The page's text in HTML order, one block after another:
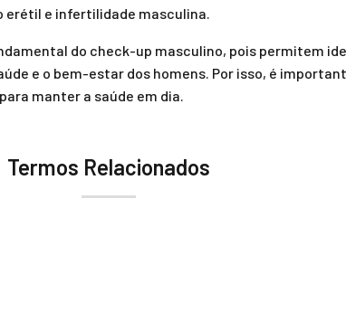
erétil e infertilidade masculina.
do check-up masculino, pois permitem
e o bem-estar dos homens. Por isso, é
manter a saúde em dia.
Termos Relacionados